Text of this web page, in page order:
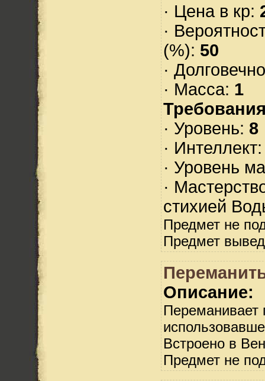
· Цена в кр:
·
(%): 50
·
· Масса: 1
· Уровень: 8
·
· Уровень
·
стихией
Предмет не
Предмет
Описание:
Переманивает
Встроено в
Предмет не